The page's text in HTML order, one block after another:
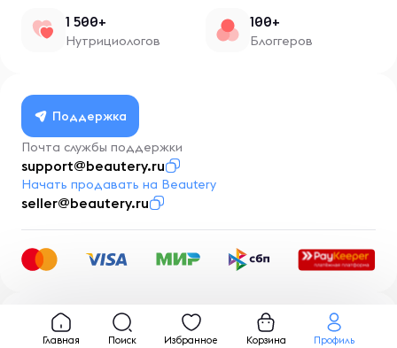
1 500+
Нутрициологов
100+
Блоггеров
Поддержка
Почта службы поддержки
support@beautery.ru
Начать продавать на Beautery
seller@beautery.ru
Разработка BusinessMentor.ru
Главная Поиск Избранное Корзина Профиль